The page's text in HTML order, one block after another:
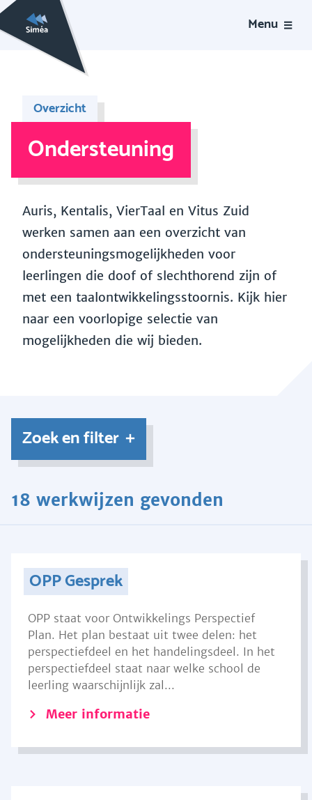
Menu
Overzicht
Ondersteuning
Auris, Kentalis, VierTaal en Vitus Zuid
werken samen aan een overzicht van
ondersteuningsmogelijkheden voor
leerlingen die doof of slechthorend zijn of
met een taalontwikkelingsstoornis. Kijk hier
naar een voorlopige selectie van
mogelijkheden die wij bieden.
Zoek en filter
18 werkwijzen gevonden
OPP Gesprek
OPP staat voor Ontwikkelings Perspectief
Plan. Het plan bestaat uit twee delen: het
perspectiefdeel en het handelingsdeel. In het
perspectiefdeel staat naar welke school de
leerling waarschijnlijk zal...
Meer informatie